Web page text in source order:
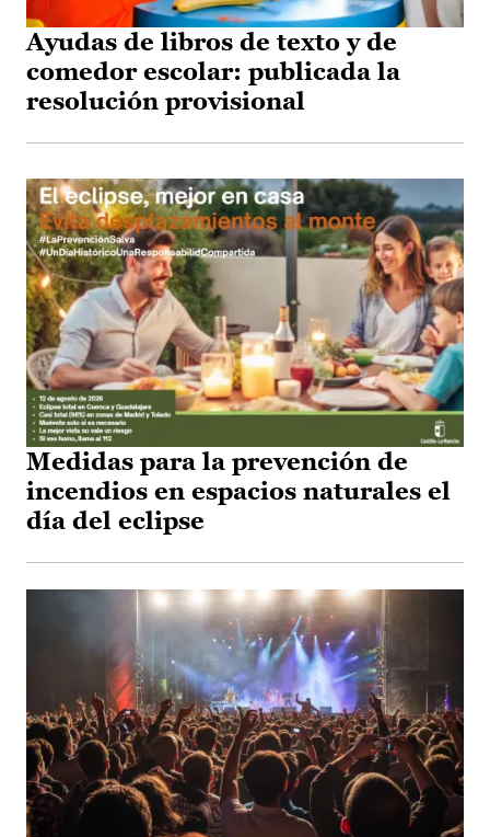
Ayudas de libros de texto y de
comedor escolar: publicada la
resolución provisional
Medidas para la prevención de
incendios en espacios naturales el
día del eclipse